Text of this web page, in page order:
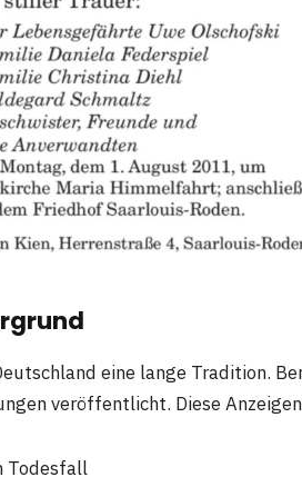
eine lange Tradition.
veröffentlicht. Diese
Todesfall